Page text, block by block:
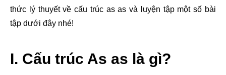
thức lý thuyết về cấu trúc as as và luyện tập một số bài
tập dưới đây nhé!
I. Cấu trúc As as là gì?